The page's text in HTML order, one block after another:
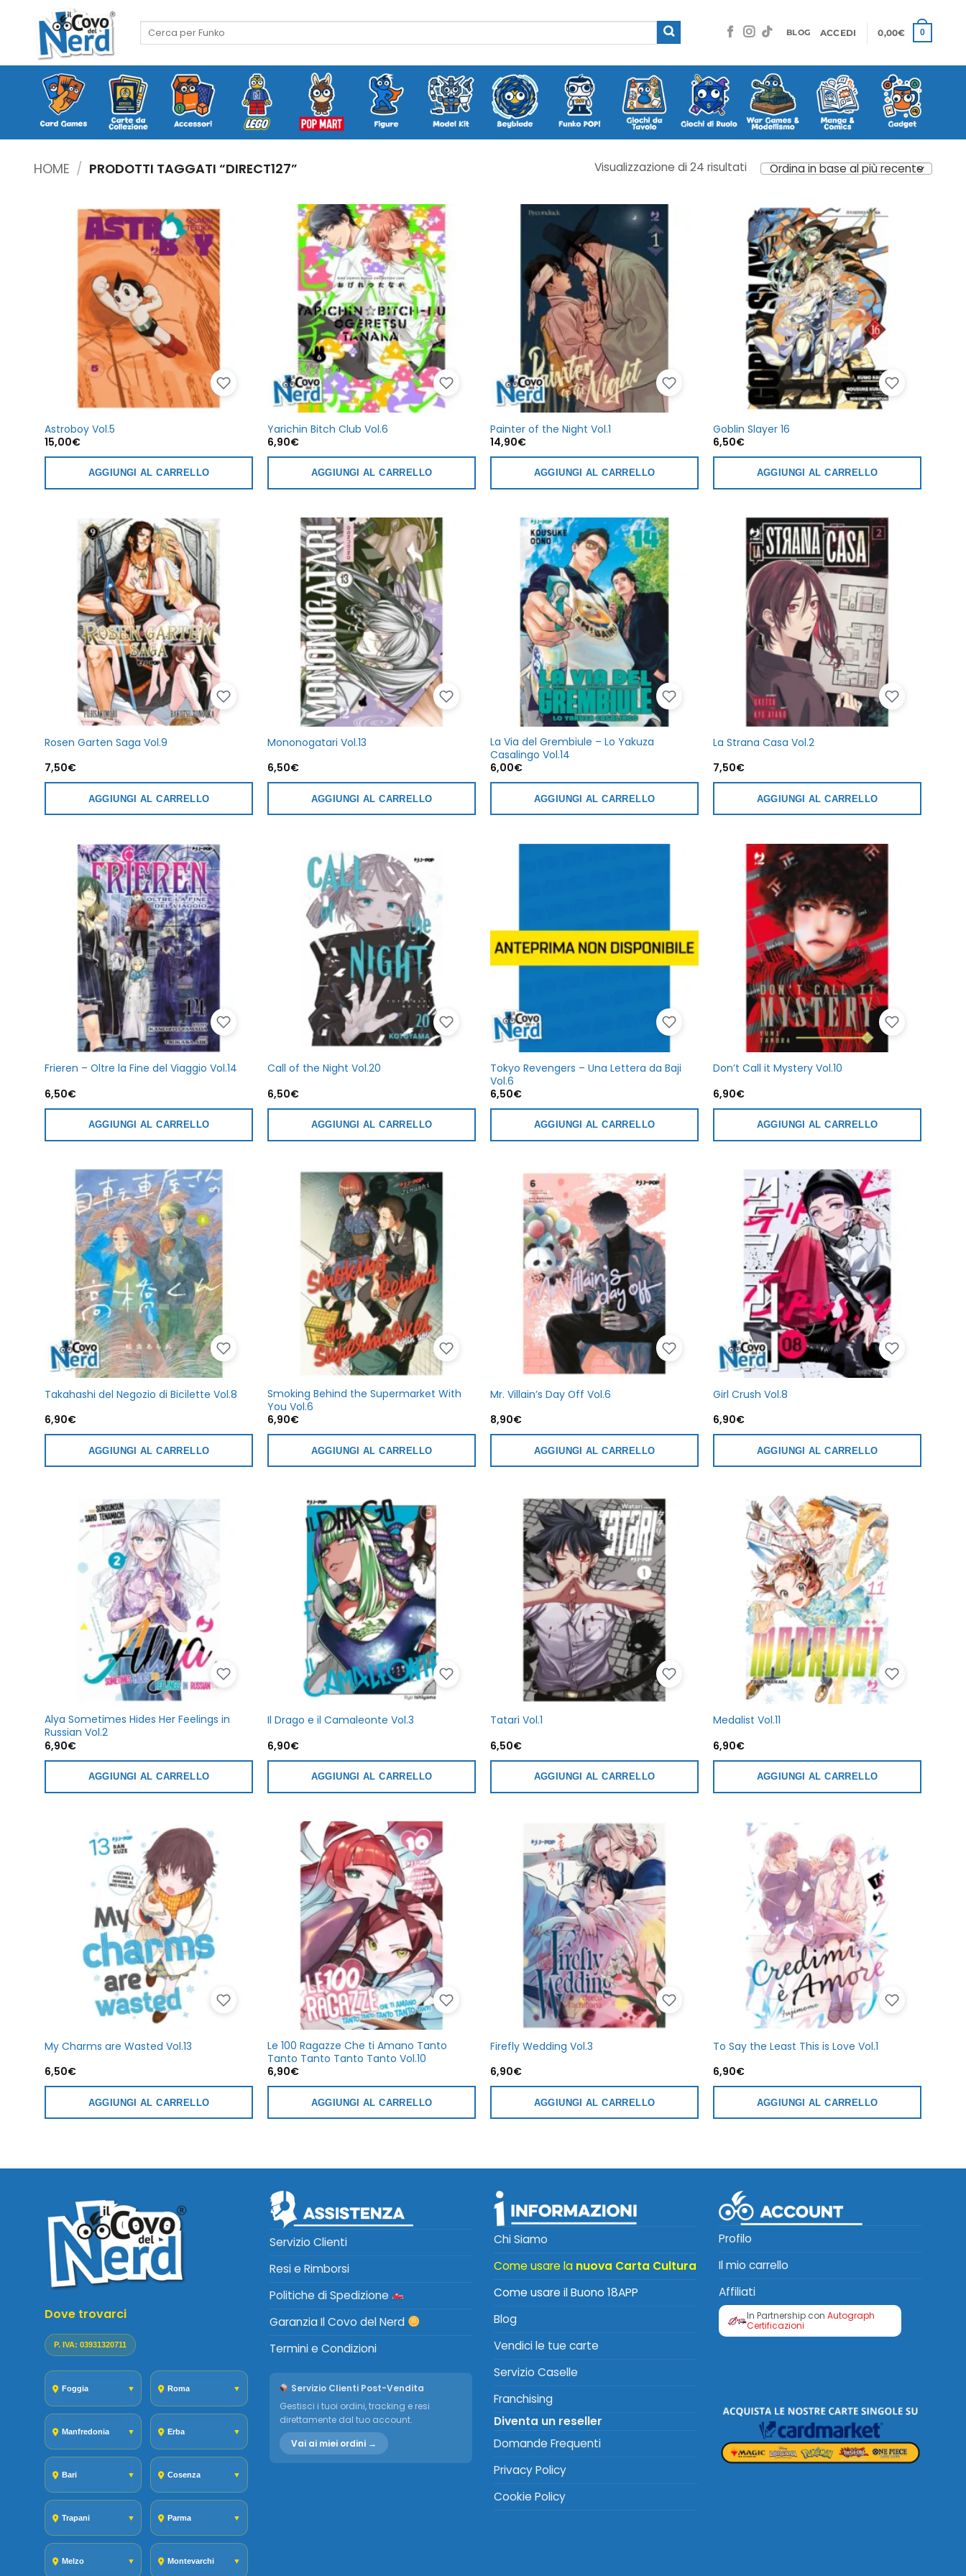
contenuti
Cerca: BLOG ACCEDI 0,00€ 0
HOME / PRODOTTI TAGGATI “DIRECT127” Visualizzazione di 24 risultatiOrdina
al
più
recente
Astroboy Vol.5
15,00€
AGGIUNGI AL CARRELLO
Yarichin Bitch Club Vol.6
6,90€
AGGIUNGI AL CARRELLO
Painter of the Night Vol.1
14,90€
AGGIUNGI AL CARRELLO
Goblin Slayer 16
6,50€
AGGIUNGI AL CARRELLO
Rosen Garten Saga Vol.9
7,50€
AGGIUNGI AL CARRELLO
Mononogatari Vol.13
6,50€
AGGIUNGI AL CARRELLO
La Via del Grembiule – Lo Yakuza
Casalingo Vol.14
6,00€
AGGIUNGI AL CARRELLO
La Strana Casa Vol.2
7,50€
AGGIUNGI AL CARRELLO
Frieren – Oltre la Fine del Viaggio Vol.14
6,50€
AGGIUNGI AL CARRELLO
Call of the Night Vol.20
6,50€
AGGIUNGI AL CARRELLO
Tokyo Revengers – Una Lettera da Baji
Vol.6
6,50€
AGGIUNGI AL CARRELLO
Don’t Call it Mystery Vol.10
6,90€
AGGIUNGI AL CARRELLO
Takahashi del Negozio di Bicilette Vol.8
6,90€
AGGIUNGI AL CARRELLO
Smoking Behind the Supermarket With
You Vol.6
6,90€
AGGIUNGI AL CARRELLO
Mr. Villain’s Day Off Vol.6
8,90€
AGGIUNGI AL CARRELLO
Girl Crush Vol.8
6,90€
AGGIUNGI AL CARRELLO
Alya Sometimes Hides Her Feelings in
Russian Vol.2
6,90€
AGGIUNGI AL CARRELLO
Il Drago e il Camaleonte Vol.3
6,90€
AGGIUNGI AL CARRELLO
Tatari Vol.1
6,50€
AGGIUNGI AL CARRELLO
Medalist Vol.11
6,90€
AGGIUNGI AL CARRELLO
My Charms are Wasted Vol.13
6,50€
AGGIUNGI AL CARRELLO
Le 100 Ragazze Che ti Amano Tanto
Tanto Tanto Tanto Tanto Vol.10
6,90€
AGGIUNGI AL CARRELLO
Firefly Wedding Vol.3
6,90€
AGGIUNGI AL CARRELLO
To Say the Least This is Love Vol.1
6,90€
AGGIUNGI AL CARRELLO
Dove trovarci
P. IVA: 03931320711
Foggia ▼ Roma ▼
Manfredonia ▼ Erba ▼
Bari ▼ Cosenza ▼
Trapani ▼ Parma ▼
Melzo ▼ Montevarchi ▼
Servizio Clienti
Resi e Rimborsi
Politiche di Spedizione
Garanzia Il Covo del Nerd
Termini e Condizioni
Servizio Clienti Post-Vendita
Gestisci i tuoi ordini, tracking e resi
direttamente dal tuo account.
Vai ai miei ordini →
Chi Siamo
Come usare la nuova Carta Cultura
Come usare il Buono 18APP
Blog
Vendici le tue carte
Servizio Caselle
Franchising
Diventa un reseller
Domande Frequenti
Privacy Policy
Cookie Policy
Profilo
Il mio carrello
Affiliati
In Partnership con Autograph
Certificazioni